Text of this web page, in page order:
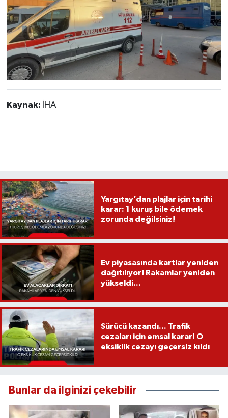
Kaynak: İHA
Yargıtay’dan plajlar için tarihi
karar: 1 kuruş bile ödemek
zorunda değilsiniz!
Ev piyasasında kartlar yeniden
dağıtılıyor! Rakamlar yeniden
yükseldi...
Sürücü kazandı... Trafik
cezaları için emsal karar! O
eksiklik cezayı geçersiz kıldı
Bunlar da ilginizi çekebilir